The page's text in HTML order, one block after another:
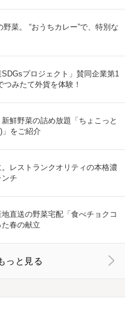
菜。 “おうちカレー”で、特別な
SDGsプロジェクト」賛同企業第1
みたて外貨を体験！
鮮野菜の詰め放題「ちょこっと
」をご紹介
レストランクオリティの本格濃
チ
地直送の野菜宅配「食べチョクコ
春の献立
っと見る